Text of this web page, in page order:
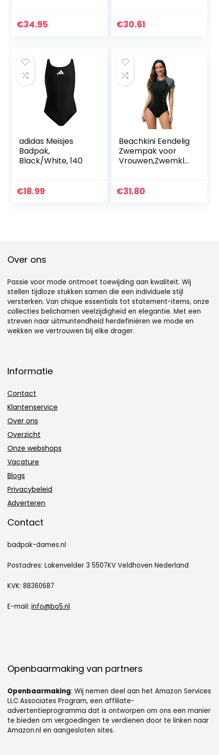
badmode, hoge
€34.95
badpak, Geel
€30.61
adidas Meisjes
Badpak,
Black/White, 140
€18.99
Beachkini Eendelig
Zwempak voor
Vrouwen,Zwemkle
aan de voorkant
€31.80
Over ons
Passie voor mode ontmoet toewijding aan kwaliteit. Wij
stellen tijdloze stukken samen die een individuele stijl
versterken. Van chique essentials tot statement-items, onze
collecties belichamen veelzijdigheid en elegantie. Met een
streven naar uitmuntendheid herdefiniëren we mode en
wekken we vertrouwen bij elke drager.
Informatie
Contact
Klantenservice
Over ons
Overzicht
Onze webshops
Vacature
Blogs
Privacybeleid
Adverteren
Contact
badpak-dames.nl
Postadres: Lakenvelder 3 5507KV Veldhoven Nederland
KVK: 88360687
E-mail: info@bo5.nl
Openbaarmaking van partners
Openbaarmaking: Wij nemen deel aan het Amazon Services
LLC Associates Program, een affiliate-
advertentieprogramma dat is ontworpen om ons een manier
te bieden om vergoedingen te verdienen door te linken naar
Amazon.nl en aangesloten sites.